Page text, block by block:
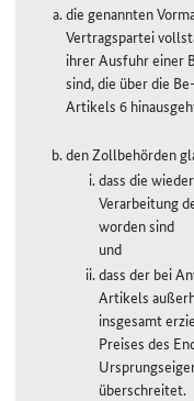
die genannten
Vertragspartei
ihrer Ausfuhr einer
sind, die über die
Artikels 6
den Zollbehörden
dass die
Verarbeitung
worden sind
und
dass der bei
Artikels
insgesamt
Preises des
überschreitet.